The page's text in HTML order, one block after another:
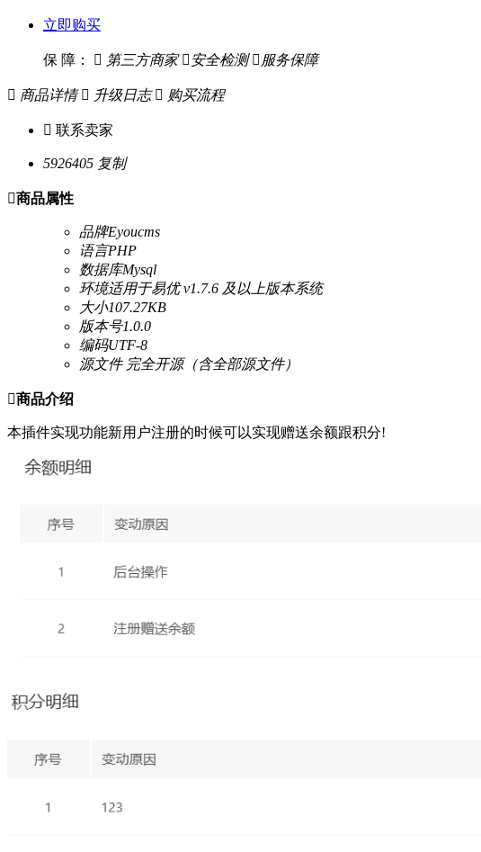
立即购买
保 障：  第三方商家  安全检测  服务保障
 商品详情  升级日志  购买流程
 联系卖家
5926405 复制
商品属性
品牌Eyoucms
语言PHP
数据库Mysql
环境适用于易优 v1.7.6 及以上版本系统
大小107.27KB
版本号1.0.0
编码UTF-8
源文件完全开源（含全部源文件）
商品介绍
本插件实现功能新用户注册的时候可以实现赠送余额跟积分!